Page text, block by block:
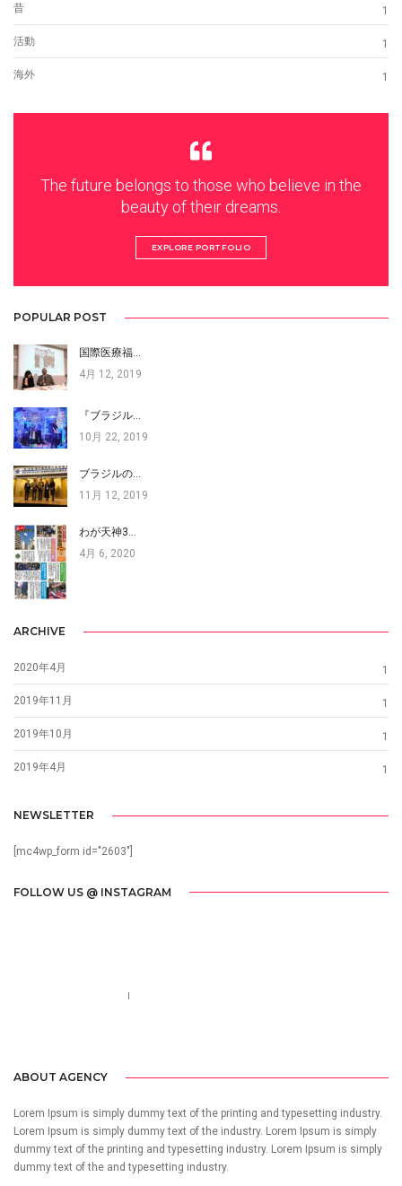
昔 1
活動 1
海外 1
The future belongs to those who believe in the
beauty of their dreams.
EXPLORE PORTFOLIO
POPULAR POST
国際医療福…
4月 12, 2019
『ブラジル…
10月 22, 2019
ブラジルの…
11月 12, 2019
わが天神3…
4月 6, 2020
ARCHIVE
2020年4月 1
2019年11月 1
2019年10月 1
2019年4月 1
NEWSLETTER
[mc4wp_form id="2603"]
FOLLOW US @ INSTAGRAM
ABOUT AGENCY
Lorem Ipsum is simply dummy text of the printing and typesetting industry.
Lorem Ipsum is simply dummy text of the industry. Lorem Ipsum is simply
dummy text of the printing and typesetting industry. Lorem Ipsum is simply
dummy text of the and typesetting industry.